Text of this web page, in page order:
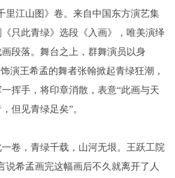
里江山图》卷。来自中国东方演艺集
只此青绿》选段《入画》，唯美演绎
段落。舞台之上，群舞演员以身
演王希孟的舞者张翰掀起青绿狂潮，
挥手，将印章消散，表意“此画与天
但见青绿足矣”。
，青绿千载，山河无垠。王跃工院
说希孟画完这幅画后不久就离开了人